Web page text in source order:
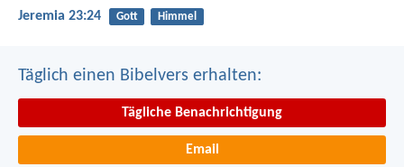
Jeremia 23:24 Gott Himmel
Täglich einen Bibelvers erhalten:
Tägliche Benachrichtigung
Email